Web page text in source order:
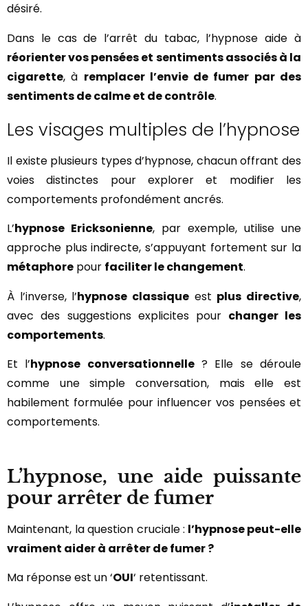
désiré.
Dans le cas de l’arrêt du tabac, l’hypnose aide à
réorienter vos pensées et sentiments associés à la
cigarette, à remplacer l’envie de fumer par des
sentiments de calme et de contrôle.
Les visages multiples de l’hypnose
Il existe plusieurs types d’hypnose, chacun offrant des
voies distinctes pour explorer et modifier les
comportements profondément ancrés.
L’hypnose Ericksonienne, par exemple, utilise une
approche plus indirecte, s’appuyant fortement sur la
métaphore pour faciliter le changement.
À l’inverse, l’hypnose classique est plus directive,
avec des suggestions explicites pour changer les
comportements.
Et l’hypnose conversationnelle? Elle se déroule
comme une simple conversation, mais elle est
habilement formulée pour influencer vos pensées et
comportements.
L’hypnose, une aide puissante
pour arrêter de fumer
Maintenant, la question cruciale : l’hypnose peut-elle
vraiment aider à arrêter de fumer ?
Ma réponse est un ‘OUI‘ retentissant.